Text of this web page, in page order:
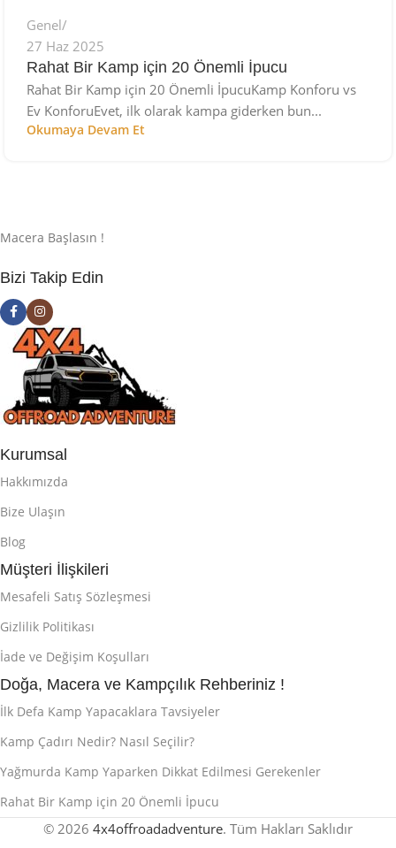
Genel
27 Haz 2025
Rahat Bir Kamp için 20 Önemli İpucu
Rahat Bir Kamp için 20 Önemli İpucuKamp Konforu vs
Ev KonforuEvet, ilk olarak kampa giderken bun...
Okumaya Devam Et
Macera Başlasın !
Bizi Takip Edin
Kurumsal
Hakkımızda
Bize Ulaşın
Blog
Müşteri İlişkileri
Mesafeli Satış Sözleşmesi
Gizlilik Politikası
İade ve Değişim Koşulları
Doğa, Macera ve Kampçılık Rehberiniz !
İlk Defa Kamp Yapacaklara Tavsiyeler
Kamp Çadırı Nedir? Nasıl Seçilir?
Yağmurda Kamp Yaparken Dikkat Edilmesi Gerekenler
Rahat Bir Kamp için 20 Önemli İpucu
© 2026 4x4offroadadventure. Tüm Hakları Saklıdır